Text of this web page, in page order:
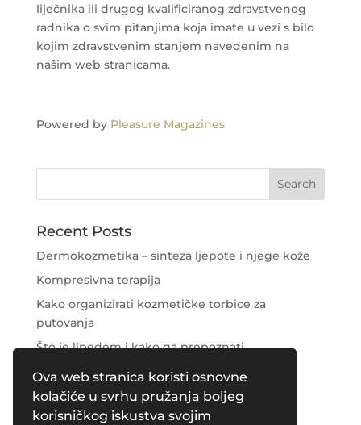
Ova web stranica koristi osnovne
kolačiće u svrhu pružanja boljeg
korisničkog iskustva svojim
liječnika ili drugog kvalificiranog zdravstvenog
radnika o svim pitanjima koja imate u vezi s bilo
kojim zdravstvenim stanjem navedenim na
našim web stranicama.
Powered by Pleasure Magazines
Recent Posts
Dermokozmetika – sinteza ljepote i njege kože
Kompresivna terapija
Kako organizirati kozmetičke torbice za
putovanja
Što je lipedem i kako ga prepoznati
Njega područja oko očiju
Recent Comments